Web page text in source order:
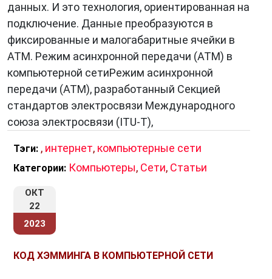
данных. И это технология, ориентированная на
подключение. Данные преобразуются в
фиксированные и малогабаритные ячейки в
ATM. Режим асинхронной передачи (ATM) в
компьютерной сетиРежим асинхронной
передачи (ATM), разработанный Секцией
стандартов электросвязи Международного
союза электросвязи (ITU-T),
Тэги: , интернет, компьютерные сети
Категории: Компьютеры, Сети, Статьи
ОКТ
22
2023
КОД ХЭММИНГА В КОМПЬЮТЕРНОЙ СЕТИ